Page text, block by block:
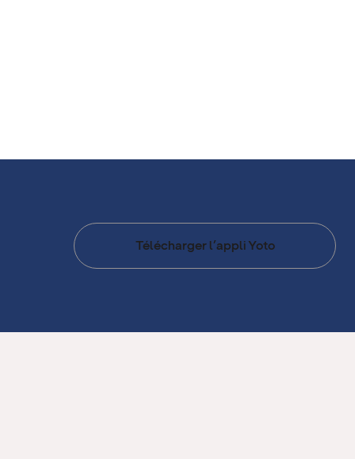
Télécharger l’appli Yoto